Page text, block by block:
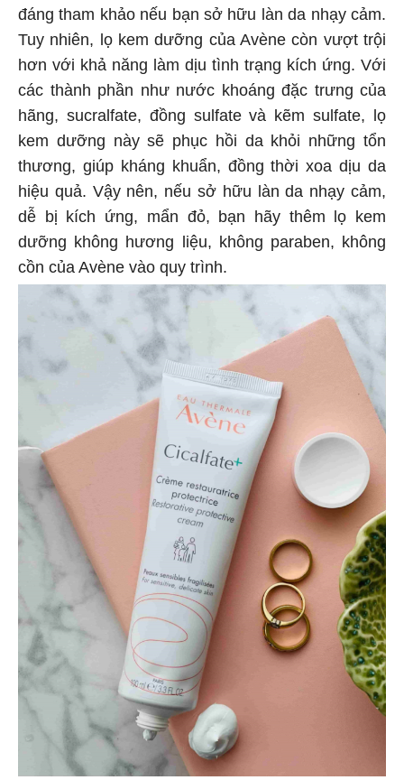
đáng tham khảo nếu bạn sở hữu làn da nhạy cảm.
Tuy nhiên, lọ kem dưỡng của Avène còn vượt trội
hơn với khả năng làm dịu tình trạng kích ứng. Với
các thành phần như nước khoáng đặc trưng của
hãng, sucralfate, đồng sulfate và kẽm sulfate, lọ
kem dưỡng này sẽ phục hồi da khỏi những tổn
thương, giúp kháng khuẩn, đồng thời xoa dịu da
hiệu quả. Vậy nên, nếu sở hữu làn da nhạy cảm,
dễ bị kích ứng, mẩn đỏ, bạn hãy thêm lọ kem
dưỡng không hương liệu, không paraben, không
cồn của Avène vào quy trình.